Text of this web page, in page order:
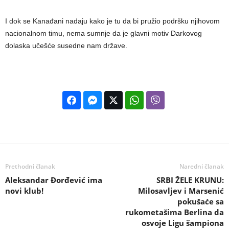
I dok se Kanađani nadaju kako je tu da bi pružio podršku njihovom
nacionalnom timu, nema sumnje da je glavni motiv Darkovog
dolaska učešće susedne nam države.
Prethodni članak
Aleksandar Đorđević ima
novi klub!
Naredni članak
SRBI ŽELE KRUNU:
Milosavljev i Marsenić
pokušaće sa
rukometašima Berlina da
osvoje Ligu šampiona